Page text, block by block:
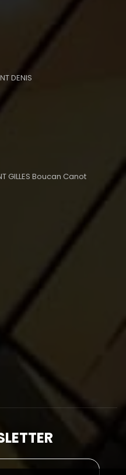
DENIS
GILLES Boucan Canot